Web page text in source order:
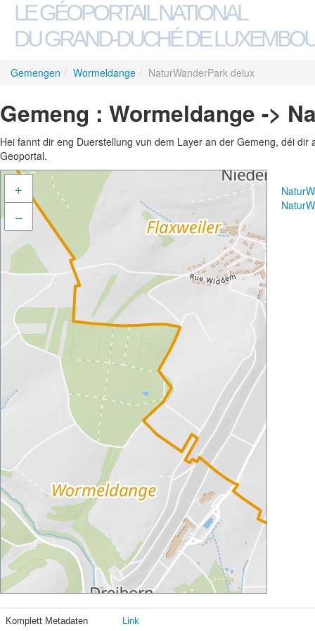
LE GÉOPORTAIL NATIONAL
DU GRAND-DUCHÉ DE
Gemengen / Wormeldange / NaturWanderPark delux
Gemeng : Wormeldange ->
Hei fannt dir eng Duerstellung vun dem Layer an der Gemeng, déi
Geoportal.
+
–
Komplett Metadaten Link